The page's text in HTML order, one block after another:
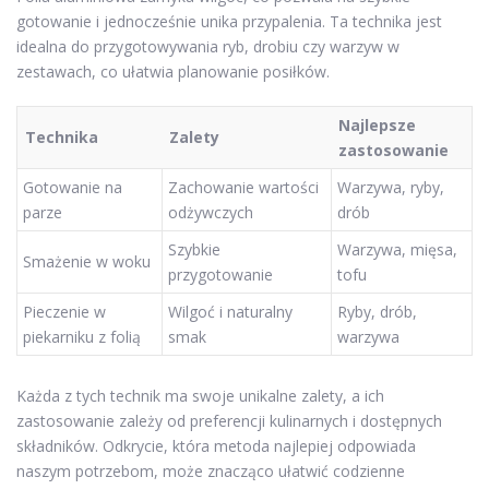
gotowanie i jednocześnie unika przypalenia. Ta technika jest
idealna do przygotowywania ryb, drobiu czy warzyw w
zestawach, co ułatwia planowanie posiłków.
Technika Zalety
Najlepsze
zastosowanie
Gotowanie na
parze
Zachowanie wartości
odżywczych
Warzywa, ryby,
drób
Smażenie w woku
Szybkie
przygotowanie
Warzywa, mięsa,
tofu
Pieczenie w
piekarniku z folią
Wilgoć i naturalny
smak
Ryby, drób,
warzywa
Każda z tych technik ma swoje unikalne zalety, a ich
zastosowanie zależy od preferencji kulinarnych i dostępnych
składników. Odkrycie, która metoda najlepiej odpowiada
naszym potrzebom, może znacząco ułatwić codzienne